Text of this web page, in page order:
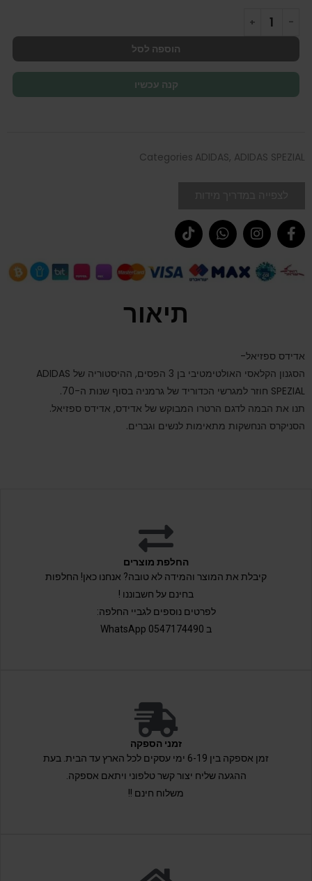
הוספה לסל
קנה עכשיו
Categories ADIDAS, ADIDAS SPEZIAL
תיאור
אדידס ספזיאל-
הסגנון הקלאסי האולטימטיבי בן 3 הפסים, ההיסטוריה של ADIDAS
SPEZIAL חוזר למגרשי הכדוריד של גרמניה בסוף שנות ה-70.
תנו את הבמה לדגם הרטרו המבוקש של אדידס, אדידס ספזיאל.
הסניקרס הנחשקות מתאימות לנשים וגברים.
החלפת מוצרים
קיבלת את המוצר והמידה לא טובה? אנחנו כאן! החלפות
בחינם על חשבוננו !
לפרטים נוספים לגביי החלפה:
ב 0547174490 WhatsApp
זמני הספקה
זמן אספקה בין 6-19 ימי עסקים לכל הארץ עד הבית. בעת
ההגעה שליח יצור קשר טלפוני ויתאם אספקה.
משלוח חינם !!